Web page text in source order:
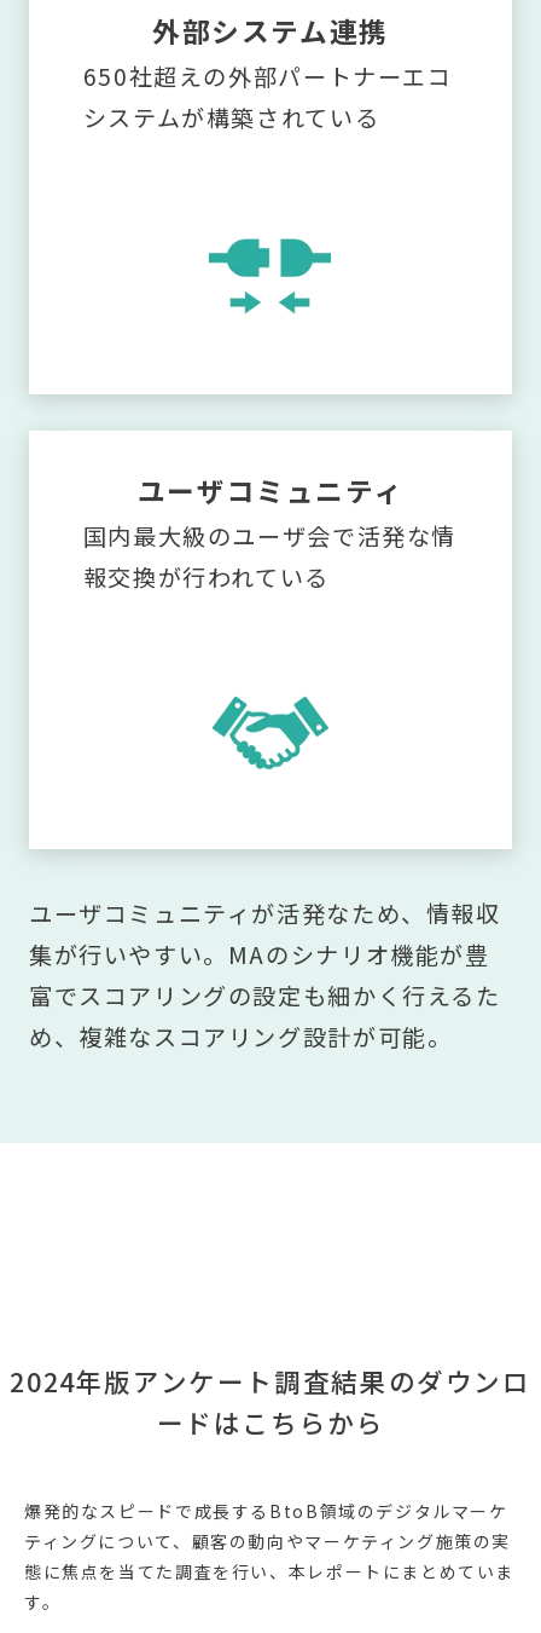
外部システム連携
650社超えの外部パートナーエコ
システムが構築されている
ユーザコミュニティ
国内最大級のユーザ会で活発な情
報交換が行われている
ユーザコミュニティが活発なため、情報収
集が行いやすい。MAのシナリオ機能が豊
富でスコアリングの設定も細かく行えるた
め、複雑なスコアリング設計が可能。
2024年版アンケート調査結果のダウンロ
ードはこちらから
爆発的なスピードで成長するBtoB領域のデジタルマーケ
ティングについて、顧客の動向やマーケティング施策の実
態に焦点を当てた調査を行い、本レポートにまとめていま
す。